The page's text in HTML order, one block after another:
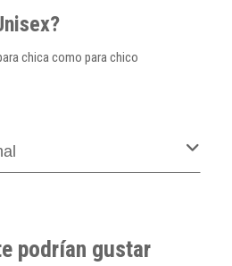
chica como para chico
podrían gustar